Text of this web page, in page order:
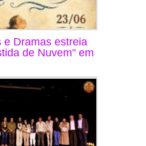
e Dramas estreia
de Nuvem" em